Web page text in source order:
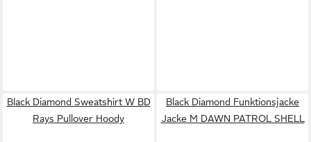
Black Diamond Sweatshirt W BD
Rays Pullover Hoody
Black Diamond Funktionsjacke
Jacke M DAWN PATROL SHELL